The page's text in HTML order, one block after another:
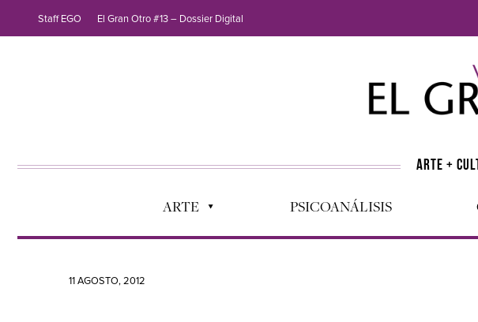
Staff EGO El Gran Otro #13 – Dossier Digital
ARTE +
ARTE PSICOANÁLISIS
11 AGOSTO, 2012